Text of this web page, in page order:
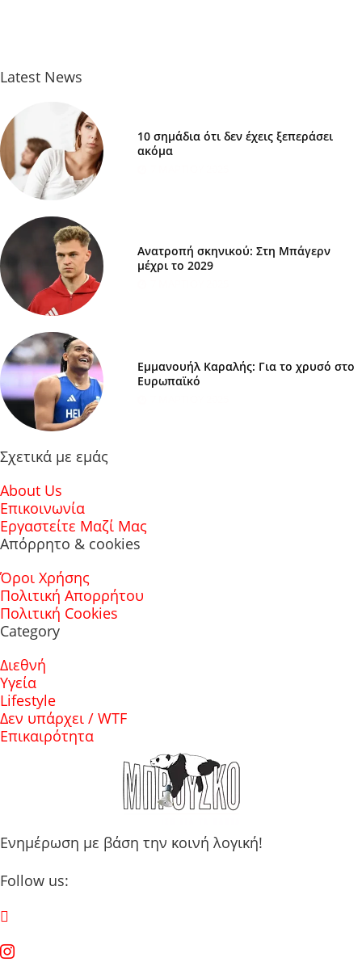
Latest News
10 σημάδια ότι δεν έχεις ξεπεράσει
ακόμα
Ανατροπή σκηνικού: Στη Μπάγερν
μέχρι το 2029
Εμμανουήλ Καραλής: Για το χρυσό στο
Ευρωπαϊκό
Σχετικά με εμάς
About Us
Επικοινωνία
Εργαστείτε Μαζί Μας
Απόρρητο & cookies
Όροι Χρήσης
Πολιτική Απορρήτου
Πολιτική Cookies
Category
Διεθνή
Υγεία
Lifestyle
Δεν υπάρχει / WTF
Επικαιρότητα
Ενημέρωση με βάση την κοινή λογική!
Follow us: